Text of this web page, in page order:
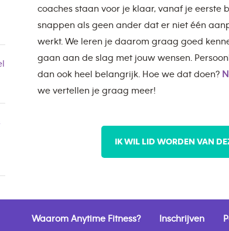
coaches staan voor je klaar, vanaf je eerste
snappen als geen ander dat er niet één
werkt. We leren je daarom graag goed
gaan aan de slag met jouw wensen.
dan ook heel belangrijk. Hoe we dat doen?
we vertellen je graag meer!
IK WIL LID WORDEN VAN
Waarom Anytime Fitness? Inschrijven